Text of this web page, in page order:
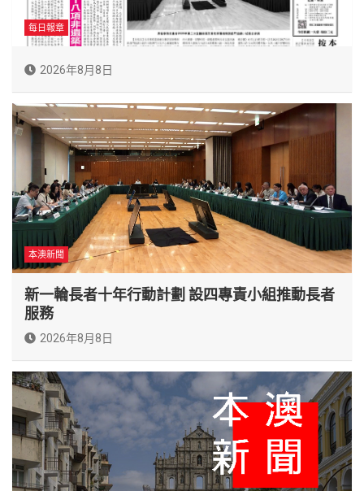
每日報章
2026年8月8日
本澳新聞
新一輪長者十年行動計劃 設四專責小組推動長者
服務
2026年8月8日